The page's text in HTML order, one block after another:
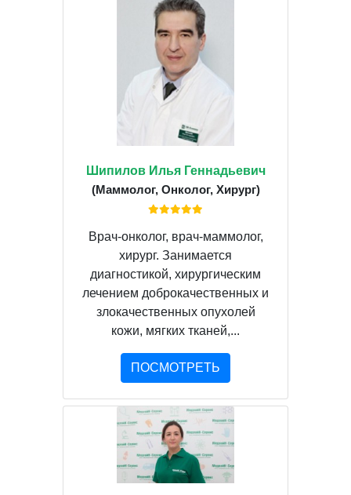
Шипилов Илья Геннадьевич
(Маммолог, Онколог, Хирург)
Врач-онколог, врач-маммолог,
хирург. Занимается
диагностикой, хирургическим
лечением доброкачественных и
злокачественных опухолей
кожи, мягких тканей,...
ПОСМОТРЕТЬ